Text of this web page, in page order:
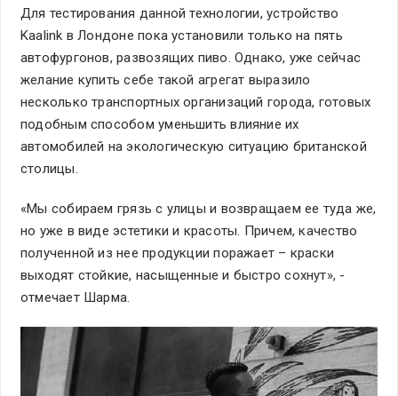
Для тестирования данной технологии, устройство
Kaalink в Лондоне пока установили только на пять
автофургонов, развозящих пиво. Однако, уже сейчас
желание купить себе такой агрегат выразило
несколько транспортных организаций города, готовых
подобным способом уменьшить влияние их
автомобилей на экологическую ситуацию британской
столицы.
«Мы собираем грязь с улицы и возвращаем ее туда же,
но уже в виде эстетики и красоты. Причем, качество
полученной из нее продукции поражает – краски
выходят стойкие, насыщенные и быстро сохнут», -
отмечает Шарма.